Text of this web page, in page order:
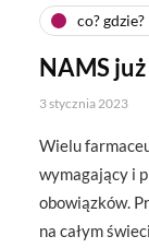
co?
NAMS
3 stycznia 2023
Wielu
wymagający i
obowiązków.
na całym